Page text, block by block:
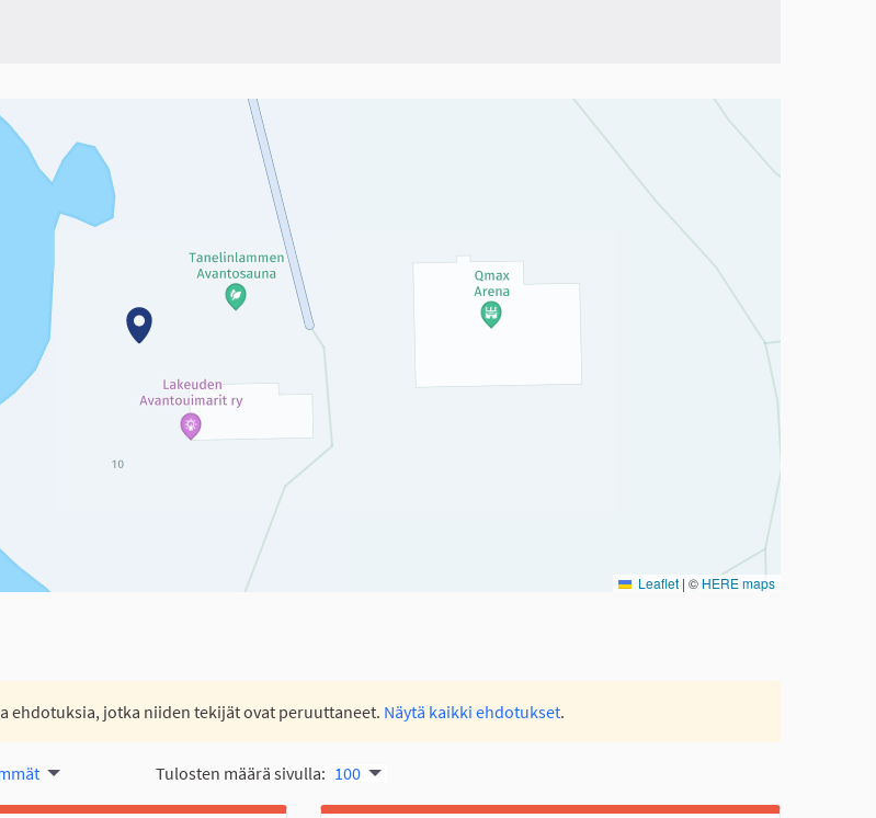
Elementtiä voi käyttää ruudunlukijalla, mutta se voi olla vaikeaselkoinen.
Leaflet | © HERE maps
ehdotuksia, jotka niiden tekijät ovat peruuttaneet. Näytä kaikki ehdotukset.
Tulosten määrä sivulla: 100